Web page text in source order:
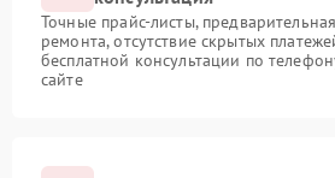
Точные прайс-листы,
ремонта, отсутствие скрытых
бесплатной консультации по
сайте